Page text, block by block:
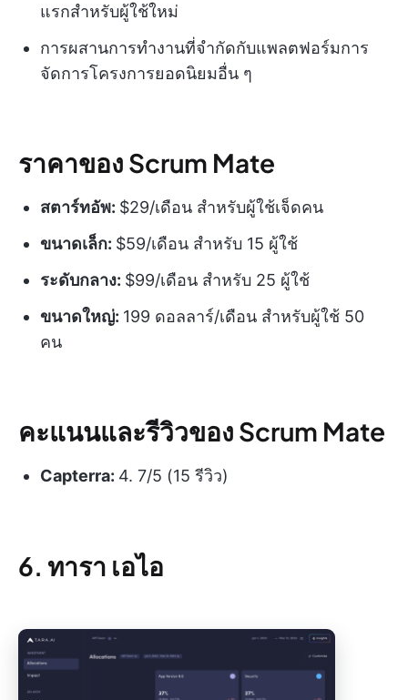
แรกสำหรับผู้ใช้ใหม่
การผสานการทำงานที่จำกัดกับแพลตฟอร์มการ
จัดการโครงการยอดนิยมอื่น ๆ
ราคาของ Scrum Mate
สตาร์ทอัพ: $29/เดือน สำหรับผู้ใช้เจ็ดคน
ขนาดเล็ก: $59/เดือน สำหรับ 15 ผู้ใช้
ระดับกลาง: $99/เดือน สำหรับ 25 ผู้ใช้
ขนาดใหญ่: 199 ดอลลาร์/เดือน สำหรับผู้ใช้ 50
คน
คะแนนและรีวิวของ Scrum Mate
Capterra: 4. 7/5 (15 รีวิว)
6. ทารา เอไอ